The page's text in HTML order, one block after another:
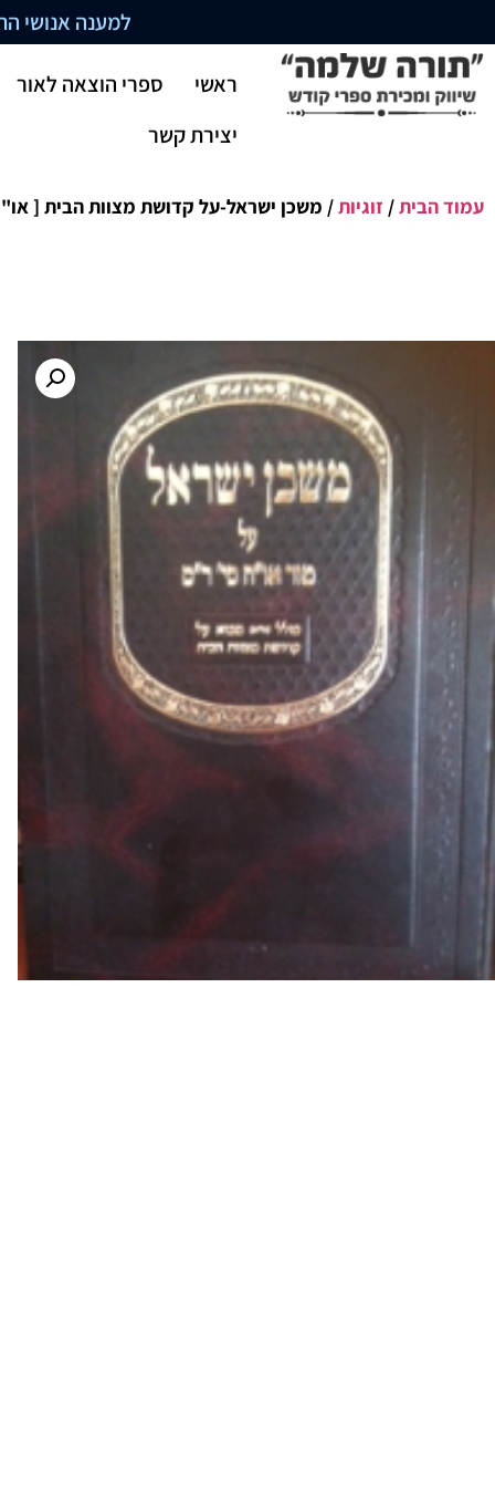
למענה אנושי התקשרו
ראשי
ספרי הוצאה לאור
יצירת קשר
עמוד הבית/ זוגיות/ משכן ישראל-על קדושת מצוות הבית [